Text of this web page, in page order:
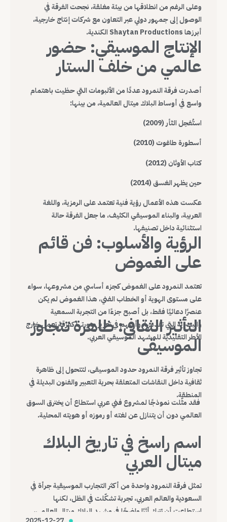
وعلى الرغم من انطلاقها من بيئة مغلقة، نجحت الفرقة في
الوصول إلى جمهور دولي عبر التعاون مع شركات إنتاج خارجية،
أبرزها Shaytan Productions الكندية.
الإنتاج الموسيقي: حضور
عالمي من خلف الستار
أصدرت فرقة النمرود عددًا من الألبومات التي حظيت باهتمام
واسع في أوساط البلاك ميتال العالمية، من بينها:
استُفحِل الثأر (2009)
أسطورة طاغوت (2010)
كتاب الأوثان (2012)
حين يظهر الغسق (2014)
عكست هذه الأعمال رؤية فنية تعتمد على الرمزية، واللغة
العربية، والبناء الموسيقي الكثيف، ما جعل الفرقة حالة
استثنائية داخل تصنيفها.
الرؤية والأسلوب: فن قائم
على الغموض
تعتمد النمرود على الغموض كجزء أساسي من مشروعها، سواء
على مستوى الهوية أو الخطاب الفني، هذا الغموض لم يكن
عنصرًا دعائيًا فقط، بل أصبح جزءًا من التجربة السمعية
والبصرية التي تقدمها، وأسهم في تعزيز صورتها كفرقة تعمل خارج
الأطر التقليدية للمشهد الموسيقي العربي.
التأثير الثقافي: ظاهرة تتجاوز
الموسيقى
تجاوز تأثير فرقة النمرود حدود الموسيقى، لتتحول إلى ظاهرة
ثقافية داخل النقاشات المتعلقة بحرية التعبير والفنون البديلة في
المنطقة.
فقد مثّلت نموذجًا لمشروع فني عربي استطاع أن يخترق السوق
العالمي دون أن يتنازل عن لغته أو رموزه أو هويته المحلية.
اسم راسخ في تاريخ البلاك
ميتال العربي
تمثل فرقة النمرود واحدة من أكثر التجارب الموسيقية جرأة في
السعودية والعالم العربي، تجربة تشكّلت في الظل، لكنها
استطاعت أن تترك أثرًا واضحًا في مشهد البلاك ميتال العالمي،